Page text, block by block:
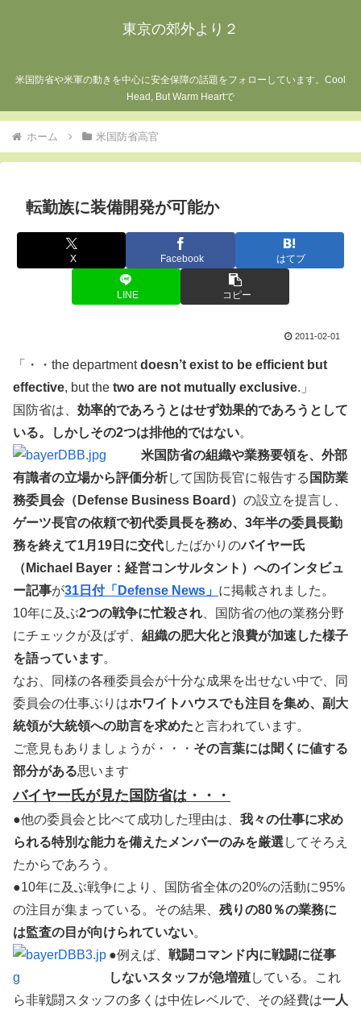
東京の郊外より２
米国防省や米軍の動きを中心に安全保障の話題をフォローしています。Cool
Head, But Warm Heartで
ホーム 米国防省高官
転勤族に装備開発が可能か
X Facebook はてブ
LINE コピー
2011-02-01
「・・the departmentdoesn’t exist to be efficient but
effective, but the two are not mutually exclusive.」
国防省は、 効率的であろうとはせず効果的であろうとして
いる。しかしその2つは排他的ではない。
米国防省の組織や業務要領を、外部
有識者の立場から評価分析して国防長官に報告する 国防業
務委員会（Defense Business Board） の設立を提言し、
ゲーツ長官の依頼で初代委員長を務め、3年半の委員長勤
務を終えて1月19日に交代したばかりのバイヤー氏
（Michael Bayer：経営コンサルタント）へのインタビュ
ー記事が31日付「Defense News」 に掲載されました。
10年に及ぶ2つの戦争に忙殺され 、国防省の他の業務分野
にチェックが及ばず、 組織の肥大化と浪費が加速した様子
を語っています。
なお、同様の各種委員会が十分な成果を出せない中で、同
委員会の仕事ぶりはホワイトハウスでも注目を集め、副大
統領が大統領への助言を求めたと言われています。
ご意見もありましょうが・・・ その言葉には聞くに値する
部分がある思います
バイヤー氏が見た国防省は・・・
●他の委員会と比べて成功した理由は、 我々の仕事に求め
られる特別な能力を備えたメンバーのみを厳選 してそろえ
たからであろう。
●10年に及ぶ戦争により、国防省全体の20%の活動に95%
の注目が集まっている。その結果、 残りの80％の業務に
は監査の目が向けられていない。
●例えば、 戦闘コマンド内に戦闘に従事
しないスタッフが急増殖している。これ
ら非戦闘スタッフの多くは中佐レベルで、その経費は一人